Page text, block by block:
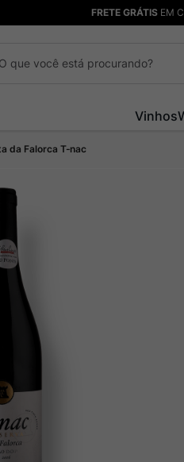
FRETE GRÁTISEM
Vinhos
da Falorca T-nac